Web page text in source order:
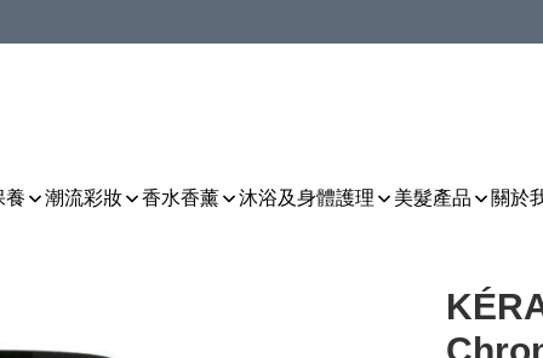
養 潮流彩妝 香水香薰 沐浴及身體護理 美髮產品 關於